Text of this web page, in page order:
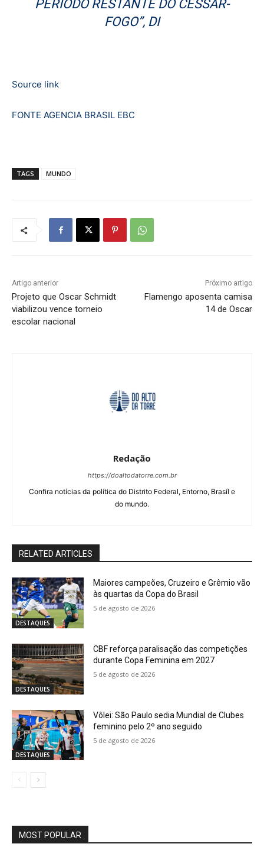
PERÍODO RESTANTE DO CESSAR-
FOGO”, DI
Source link
FONTE AGENCIA BRASIL EBC
TAGS MUNDO
Artigo anterior
Projeto que Oscar Schmidt
viabilizou vence torneio
escolar nacional
Próximo artigo
Flamengo aposenta camisa
14 de Oscar
Redação
https://doaltodatorre.com.br
Confira notícias da política do Distrito Federal, Entorno, Brasíl e
do mundo.
RELATED ARTICLES
DESTAQUES
Maiores campeões, Cruzeiro e Grêmio vão
às quartas da Copa do Brasil
5 de agosto de 2026
DESTAQUES
CBF reforça paralisação das competições
durante Copa Feminina em 2027
5 de agosto de 2026
DESTAQUES
Vôlei: São Paulo sedia Mundial de Clubes
feminino pelo 2º ano seguido
5 de agosto de 2026
MOST POPULAR